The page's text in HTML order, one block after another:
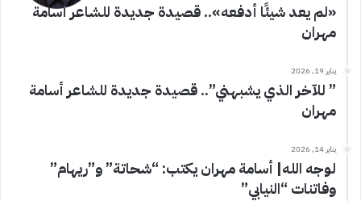
«لم يعد شيئًا أدفعه».. قصيدة جديدة للشاعر أسامة
مهران
يناير 19, 2026
” للآخر الذي يشبهني”.. قصيدة جديدة للشاعر أسامة
مهران
يناير 14, 2026
لوجه الله| أسامة مهران يكتب: “شحاتة” و”ريهام”
وفاتنات “النيابي”